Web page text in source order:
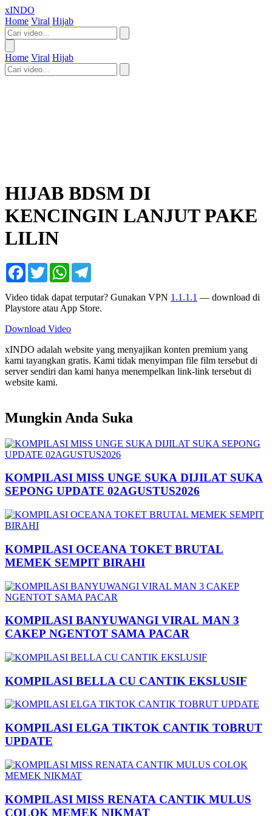
xINDO
Home Viral Hijab
Home Viral Hijab
HIJAB BDSM DI
KENCINGIN LANJUT PAKE
LILIN
Facebook
TwitterWhatsApp
Video tidak dapat terputar? Gunakan VPN 1.1.1.1 — download di
Playstore atau App Store.
Download Video
xINDO adalah website yang menyajikan konten premium yang
kami tayangkan gratis. Kami tidak menyimpan file film tersebut di
server sendiri dan kami hanya menempelkan link-link tersebut di
website kami.
Mungkin Anda Suka
KOMPILASI MISS UNGE SUKA DIJILAT SUKA
SEPONG UPDATE 02AGUSTUS2026
KOMPILASI OCEANA TOKET BRUTAL
MEMEK SEMPIT BIRAHI
KOMPILASI BANYUWANGI VIRAL MAN 3
CAKEP NGENTOT SAMA PACAR
KOMPILASI BELLA CU CANTIK EKSLUSIF
KOMPILASI ELGA TIKTOK CANTIK TOBRUT
UPDATE
KOMPILASI MISS RENATA CANTIK MULUS
COLOK MEMEK NIKMAT